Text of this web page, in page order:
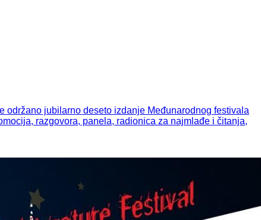
održano jubilarno deseto izdanje Međunarodnog festivala
razgovora, panela, radionica za najmlađe i čitanja,